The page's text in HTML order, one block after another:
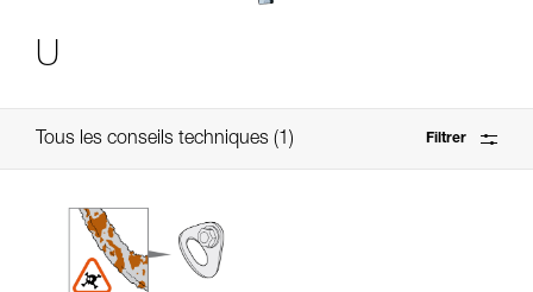
U
Tous les conseils techniques 1 Filtrer